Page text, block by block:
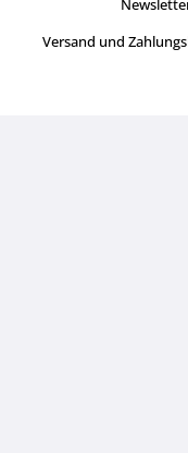
Versand und